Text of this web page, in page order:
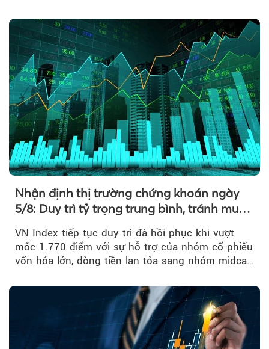
Nhận định thị trường chứng khoán ngày
5/8: Duy trì tỷ trọng trung bình, tránh mua
VN Index tiếp tục duy trì đà hồi phục khi vượt
mốc 1.770 điểm với sự hỗ trợ của nhóm cổ phiếu
vốn hóa lớn, dòng tiền lan tỏa sang nhóm midcap